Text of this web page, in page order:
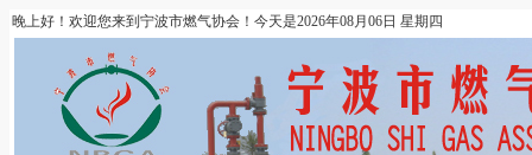
晚上好！欢迎您来到宁波市燃气协会！今天是2026年08月06日 星期四